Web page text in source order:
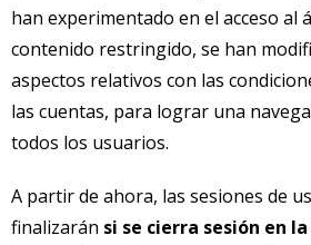
han experimentado en el acceso al
contenido restringido, se han
aspectos relativos con las
las cuentas, para lograr una
todos los usuarios.
A partir de ahora, las sesiones de
finalizarán si se cierra sesión en